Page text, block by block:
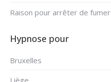
Raison pour arrêter de fumer
Hypnose pour
Bruxelles